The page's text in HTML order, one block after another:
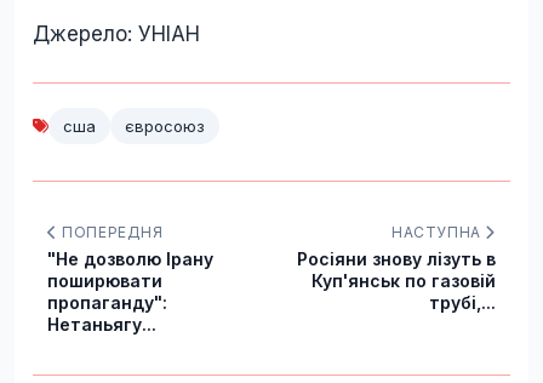
Джерело: УНІАН
сша євросоюз
ПОПЕРЕДНЯ
"Не дозволю Ірану
поширювати
пропаганду":
Нетаньягу...
НАСТУПНА
Росіяни знову лізуть в
Куп'янськ по газовій
трубі,...